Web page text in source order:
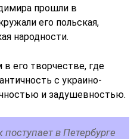
прошли в
его польская,
народности.
его творчестве, где
с украино-
и задушевностью.
в Петербурге